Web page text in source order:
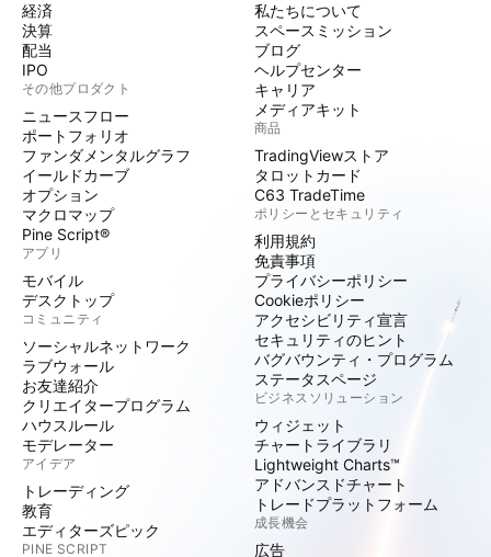
経済
決算
配当
IPO
その他プロダクト
ニュースフロー
ポートフォリオ
ファンダメンタルグラフ
イールドカーブ
オプション
マクロマップ
Pine Script®
アプリ
モバイル
デスクトップ
コミュニティ
ソーシャルネットワーク
ラブウォール
お友達紹介
クリエイタープログラム
ハウスルール
モデレーター
アイデア
トレーディング
教育
エディターズピック
PINE SCRIPT
私たちについて
スペースミッション
ブログ
ヘルプセンター
キャリア
メディアキット
商品
TradingViewストア
タロットカード
C63 TradeTime
ポリシーとセキュリティ
利用規約
免責事項
プライバシーポリシー
Cookieポリシー
アクセシビリティ宣言
セキュリティのヒント
バグバウンティ・プログラム
ステータスページ
ビジネスソリューション
ウィジェット
チャートライブラリ
Lightweight Charts™
アドバンスドチャート
トレードプラットフォーム
成長機会
広告